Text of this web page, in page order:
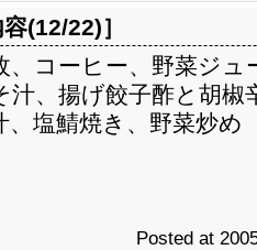
(12/22)］
、コーヒー、野菜ジュ
汁、揚げ餃子酢と胡椒
、塩鯖焼き、野菜炒め
Posted at